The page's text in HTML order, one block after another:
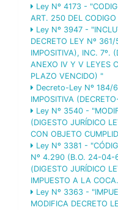
Ley Nº 4173 -
ART. 250 DEL
Ley Nº 3947 -
DECRETO LEY Nº
IMPOSITIVA), INC. 7º.
ANEXO IV Y V LEYES
PLAZO VENCIDO) "
Decreto-Ley Nº 184/
IMPOSITIVA
Ley Nº 3540 -
(DIGESTO JURÍDICO
CON OBJETO
Ley Nº 3381 -
Nº 4.290 (B.O. 24-04-
(DIGESTO JURÍDICO
IMPUESTO A LA
Ley Nº 3363 -
MODIFICA DECRETO